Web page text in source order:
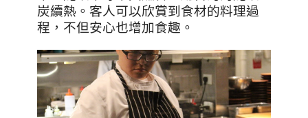
炭續熱。客人可以欣賞到食材的料理過
程，不但安心也增加食趣。